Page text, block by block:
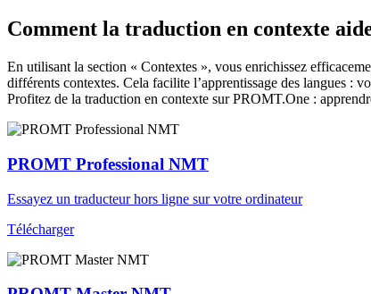
Comment la traduction en contexte
En utilisant la section « Contextes », vous enrichissez
différents contextes. Cela facilite l’apprentissage des langues :
Profitez de la traduction en contexte sur PROMT.One :
PROMT Professional NMT
Essayez un traducteur hors ligne sur votre ordinateur
Télécharger